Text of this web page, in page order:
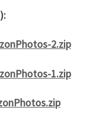
2.zip
1.zip